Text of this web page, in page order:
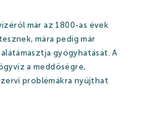
már az 1800-as évek
mára pedig már
gyógyhatását. A
a meddőségre,
problémákra nyújthat